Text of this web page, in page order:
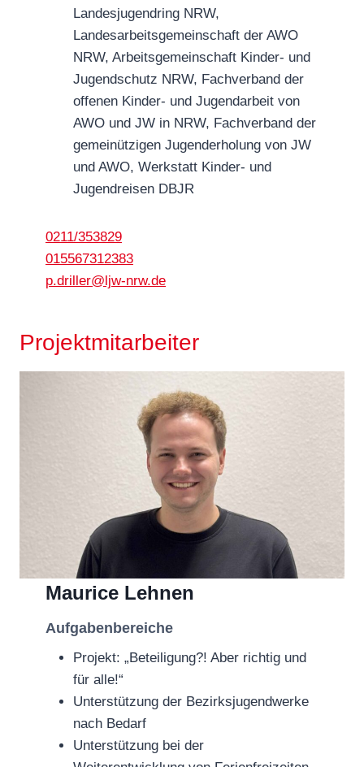
Landesjugendring NRW,
Landesarbeitsgemeinschaft der AWO
NRW, Arbeitsgemeinschaft Kinder- und
Jugendschutz NRW, Fachverband der
offenen Kinder- und Jugendarbeit von
AWO und JW in NRW, Fachverband der
gemeinützigen Jugenderholung von JW
und AWO, Werkstatt Kinder- und
Jugendreisen DBJR
0211/353829
015567312383
p.driller@ljw-nrw.de
Projektmitarbeiter
Maurice Lehnen
Aufgabenbereiche
Projekt: „Beteiligung?! Aber richtig und
für alle!“
Unterstützung der Bezirksjugendwerke
nach Bedarf
Unterstützung bei der